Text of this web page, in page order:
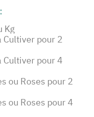
Kg
Cultiver pour 2
Cultiver pour 4
ou Roses pour 2
ou Roses pour 4